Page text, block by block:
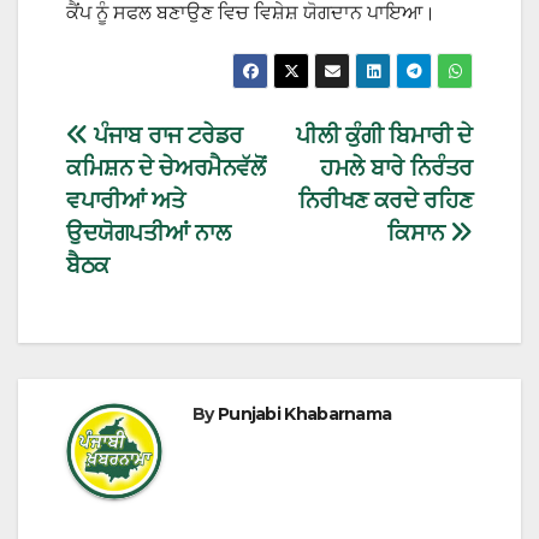
ਕੈਂਪ ਨੂੰ ਸਫਲ ਬਣਾਉਣ ਵਿਚ ਵਿਸ਼ੇਸ਼ ਯੋਗਦਾਨ ਪਾਇਆ।
ਪੀਲੀ ਕੁੰਗੀ ਬਿਮਾਰੀ ਦੇ
ਹਮਲੇ ਬਾਰੇ ਨਿਰੰਤਰ
ਨਿਰੀਖਣ ਕਰਦੇ ਰਹਿਣ
ਕਿਸਾਨ
ਪੰਜਾਬ ਰਾਜ ਟਰੇਡਰ
ਕਮਿਸ਼ਨ ਦੇ ਚੇਅਰਮੈਨਵੱਲੋਂ
ਵਪਾਰੀਆਂ ਅਤੇ
ਉਦਯੋਗਪਤੀਆਂ ਨਾਲ
ਬੈਠਕ
ByPunjabi Khabarnama